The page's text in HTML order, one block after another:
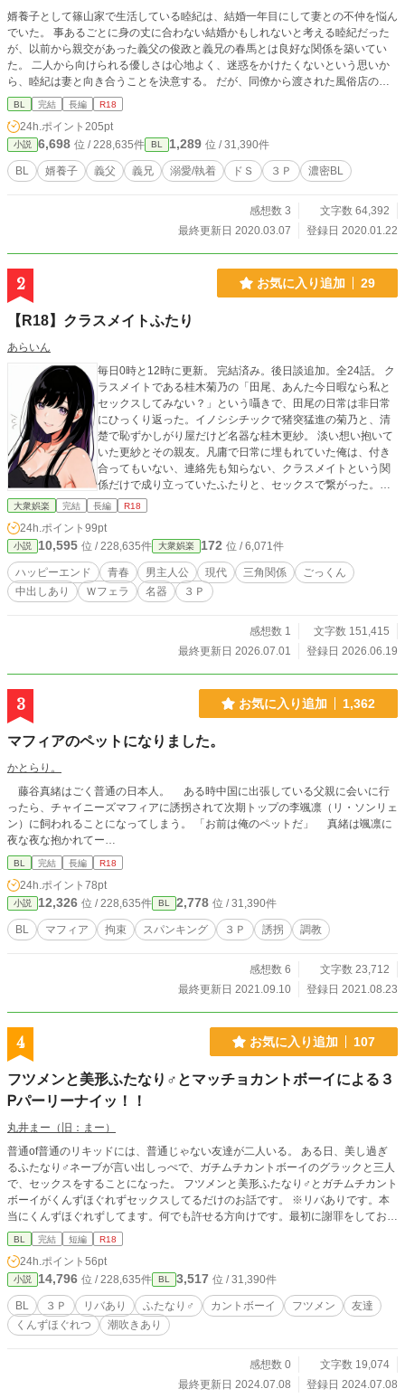
婿養子として篠山家で生活している睦紀は、結婚一年目にして妻との不仲を悩ん
でいた。 事あるごとに身の丈に合わない結婚かもしれないと考える睦紀だった
が、以前から親交があった義父の俊政と義兄の春馬とは良好な関係を築いてい
た。 二人から向けられる優しさは心地よく、迷惑をかけたくないという思いか
ら、睦紀は妻と向き合うことを決意する。 だが、同僚から渡された風俗店のカ
ードを返し忘れてしまったことで、正しい三人の関係性が次第に壊れていく――
BL 完結 長編 R18
24h.ポイント 205pt
小説 6,698 位 / 228,635件 BL 1,289 位 / 31,390件
BL 婿養子 義父 義兄 溺愛/執着 ドＳ ３Ｐ 濃密BL
感想数 3
文字数 64,392
最終更新日 2020.03.07
登録日 2020.01.22
2 お気に入り追加 29
【R18】クラスメイトふたり
あらいん
毎日0時と12時に更新。 完結済み。後日談追加。全24話。 ク
ラスメイトである桂木菊乃の「田尾、あんた今日暇なら私と
セックスしてみない？」という囁きで、田尾の日常は非日常
にひっくり返った。イノシシチックで猪突猛進の菊乃と、清
楚で恥ずかしがり屋だけど名器な桂木更紗。 淡い想い抱いて
いた更紗とその親友。凡庸で日常に埋もれていた俺は、付き
合ってもいない、連絡先も知らない、クラスメイトという関
係だけで成り立っていたふたりと、セックスで繋がった。今
後逆立ちをしても巡り会えない女子高生ふたりとの３Ｐセッ
や、これは恋愛としては先のない展開では？ 色々とすっ飛ば
して希有な経験だけが積もっていき、その後も俺達は、クラ
スメイトという不可思議な関係で、落ち着いている。 女子ふ
たりと男子ひとりが絡み合い繰り広げる、愛とも恋ともセフ
レとも違う、ちょっとエッチな物語です。 ノクターンノベル
大衆娯楽 完結 長編 R18
24h.ポイント 99pt
小説 10,595 位 / 228,635件 大衆娯楽 172 位 / 6,071件
ハッピーエンド 青春 男主人公 現代 三角関係
ごっくん
中出しあり
Ｗフェラ 名器 ３Ｐ
感想数 1
文字数 151,415
最終更新日 2026.07.01
登録日 2026.06.19
3 お気に入り追加 1,362
マフィアのペットになりました。
かとらり。
藤谷真緒はごく普通の日本人。 ある時中国に出張している父親に会いに行
ったら、チャイニーズマフィアに誘拐されて次期トップの李颯凛（リ・ソンリェ
ン）に飼われることになってしまう。 「お前は俺のペットだ」 真緒は颯凛に
夜な夜な抱かれてー…
BL 完結 長編 R18
24h.ポイント 78pt
小説 12,326 位 / 228,635件 BL 2,778 位 / 31,390件
BL マフィア 拘束 スパンキング ３Ｐ 誘拐 調教
感想数 6
文字数 23,712
最終更新日 2021.09.10
登録日 2021.08.23
4 お気に入り追加 107
フツメンと美形ふたなり♂とマッチョカントボーイによる３
Ꮲパーリーナイッ！！
丸井まー（旧：まー）
普通of普通のリキッドには、普通じゃない友達が二人いる。 ある日、美し過ぎ
るふたなり♂ネーブが言い出しっぺで、ガチムチカントボーイのグラックと三人
で、セックスをすることになった。 フツメンと美形ふたなり♂とガチムチカント
ボーイがくんずほぐれずセックスしてるだけのお話です。 ※リバありです。本
当にくんずほぐれずしてます。何でも許せる方向けです。最初に謝罪をしておき
ます。すいませんっ！！はっちゃけ過ぎましたぁぁぁぁ！！！！ ※ムーンライ
トノベルズさんでも公開しております。
BL 完結 短編 R18
24h.ポイント 56pt
小説 14,796 位 / 228,635件 BL 3,517 位 / 31,390件
BL ３Ｐ リバあり ふたなり♂ カントボーイ フツメン
友達
くんずほぐれつ
潮吹きあり
感想数 0
文字数 19,074
最終更新日 2024.07.08
登録日 2024.07.08